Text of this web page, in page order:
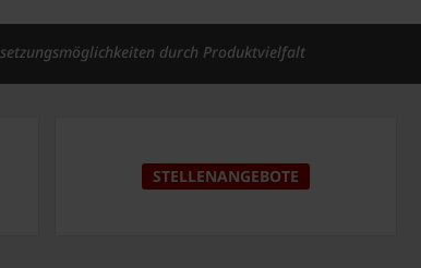
durch Produktvielfalt
STELLENANGEBOTE